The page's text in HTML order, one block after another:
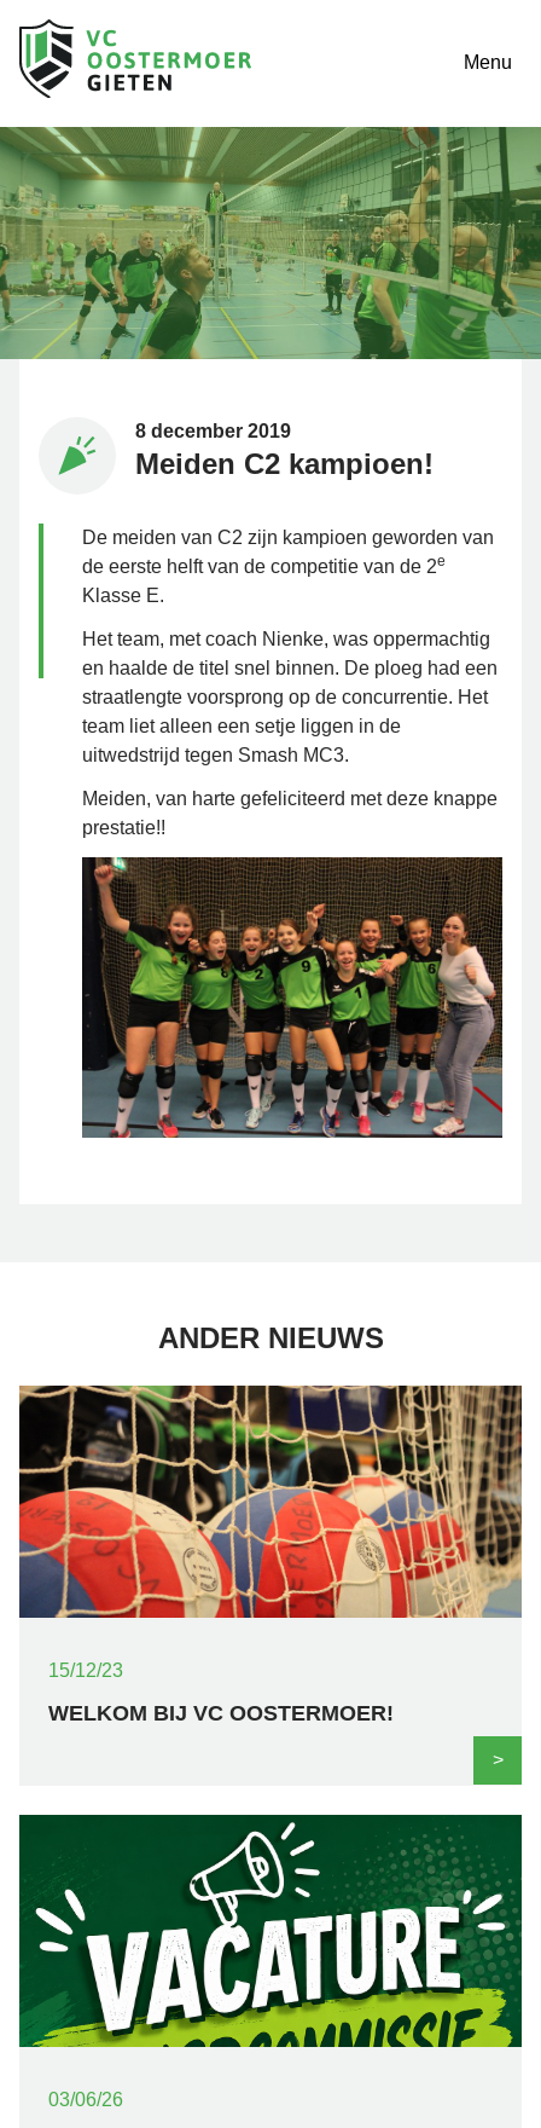
Menu
8 december 2019
Meiden C2 kampioen!
De meiden van C2 zijn kampioen geworden van
de eerste helft van de competitie van de 2e
Klasse E.
Het team, met coach Nienke, was oppermachtig
en haalde de titel snel binnen. De ploeg had een
straatlengte voorsprong op de concurrentie. Het
team liet alleen een setje liggen in de
uitwedstrijd tegen Smash MC3.
Meiden, van harte gefeliciteerd met deze knappe
prestatie!!
ANDER NIEUWS
15/12/23
WELKOM BIJ VC OOSTERMOER!
>
03/06/26